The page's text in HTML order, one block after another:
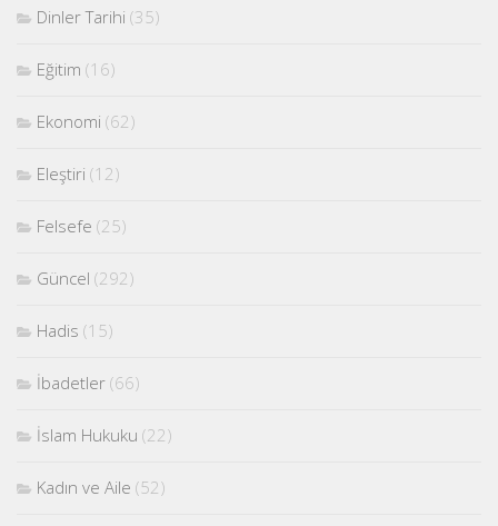
Dinler Tarihi (35)
Eğitim (16)
Ekonomi (62)
Eleştiri (12)
Felsefe (25)
Güncel (292)
Hadis (15)
İbadetler (66)
İslam Hukuku (22)
Kadın ve Aile (52)